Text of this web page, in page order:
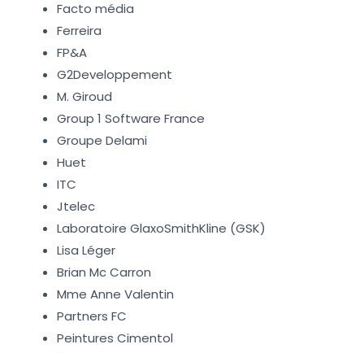
Facto média
Ferreira
FP&A
G2Developpement
M. Giroud
Group 1 Software France
Groupe Delami
Huet
ITC
Jtelec
Laboratoire GlaxoSmithKline (GSK)
Lisa Léger
Brian Mc Carron
Mme Anne Valentin
Partners FC
Peintures Cimentol